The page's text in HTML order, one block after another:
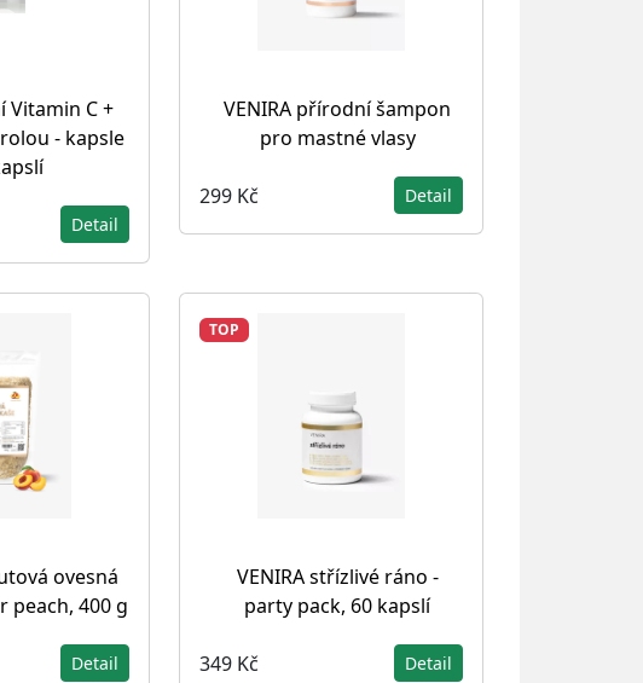
Vitamin C +
- kapsle
Detail
VENIRA přírodní šampon
pro mastné vlasy
299 Kč Detail
ovesná
peach, 400 g
Detail
TOP
VENIRA střízlivé ráno -
party pack, 60 kapslí
349 Kč Detail